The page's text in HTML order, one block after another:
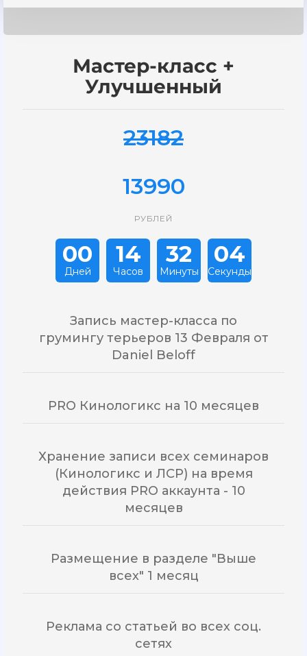
Мастер-класс +
Улучшенный
23182
13990
РУБЛЕЙ
00
Дней
14
Часов
32
Минуты
03
Секунды
Запись мастер-класса по
грумингу терьеров 13 Февраля от
Daniel Beloff
PRO Кинологикс на 10 месяцев
Хранение записи всех семинаров
(Кинологикс и ЛСР) на время
действия PRO аккаунта - 10
месяцев
Размещение в разделе "Выше
всех" 1 месяц
Реклама со статьей во всех соц.
сетях